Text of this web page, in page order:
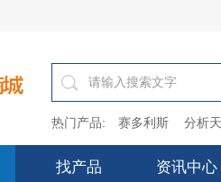
热门产品: 赛多利斯 分析
找产品 资讯中心